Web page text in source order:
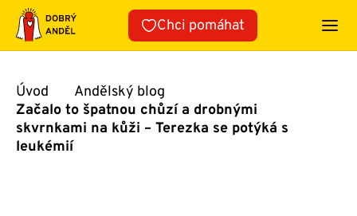
Přeskočit
obsah
Chci pomáhat
Úvod
Andělský blog
Začalo to špatnou chůzí a drobnými
skvrnkami na kůži – Terezka se potýká s
leukémií